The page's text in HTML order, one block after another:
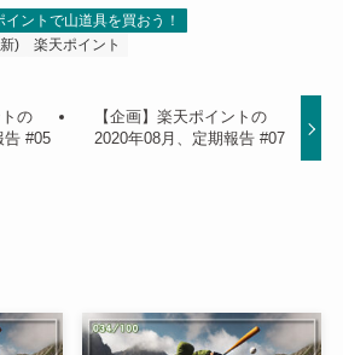
イントで山道具を買おう！
)
楽天ポイント
の
告 #05
【企画】楽天ポイントの
2020年08月、定期報告 #07